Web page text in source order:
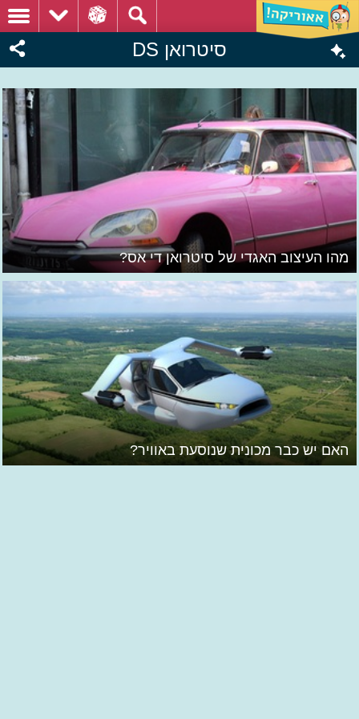
סיטרואן DS
מהו העיצוב האגדי של סיטרואן די אס?
האם יש כבר מכונית שנוסעת באוויר?